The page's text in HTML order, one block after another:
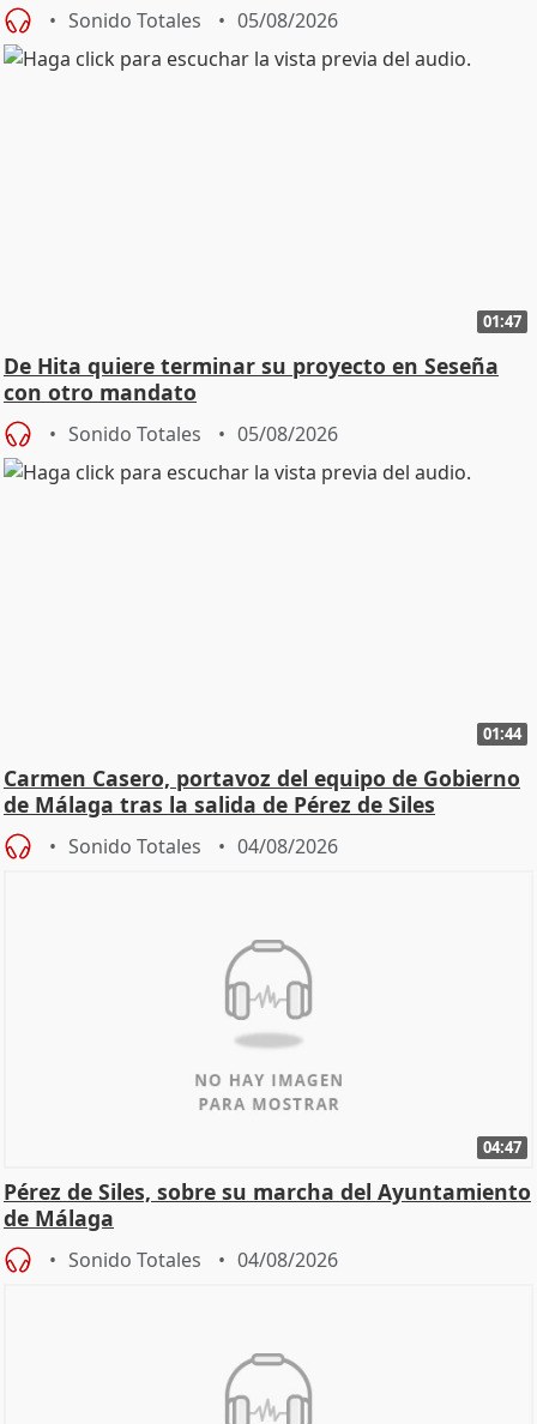
Sonido Totales 05/08/2026
01:47
De Hita quiere terminar su proyecto en Seseña
con otro mandato
Sonido Totales 05/08/2026
01:44
Carmen Casero, portavoz del equipo de Gobierno
de Málaga tras la salida de Pérez de Siles
Sonido Totales 04/08/2026
04:47
Pérez de Siles, sobre su marcha del Ayuntamiento
de Málaga
Sonido Totales 04/08/2026